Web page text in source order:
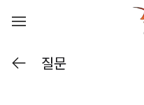
질문